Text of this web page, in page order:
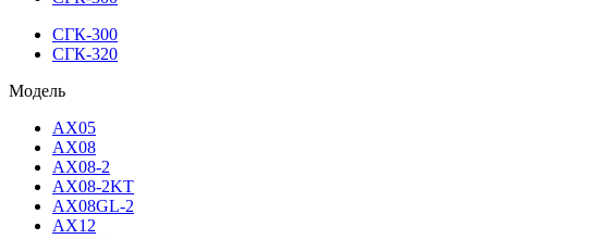
СГК-300
СГК-320
Модель
AX05
AX08
AX08-2
AX08-2KT
AX08GL-2
AX12